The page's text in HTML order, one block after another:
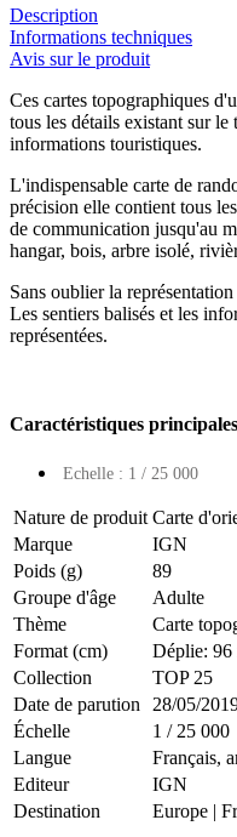
Description
Informations techniques
Avis sur le produit
Ces cartes topographiques
tous les détails existant sur le
informations touristiques.
L'indispensable carte de
précision elle contient tous
de communication jusqu'au
hangar, bois, arbre isolé,
Sans oublier la
Les sentiers balisés et les
représentées.
Caractéristiques principales
Echelle : 1 / 25 000
Nature de produit Carte
Marque
IGN
Poids (g)
89
Groupe d'âge
Adulte
Thème
Carte
Format (cm)
Déplie: 96
Collection
TOP 25
Date de parution
28/05/
Échelle
1 / 25 000
Langue
Français,
Editeur
IGN
Destination
Europe |